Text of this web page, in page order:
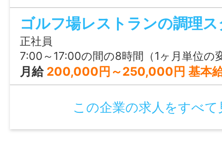
＼就労支援事業所ミエルカとは／
￣￣￣￣￣￣￣￣￣￣￣￣￣￣￣
株式会社ミエルカは、
株式会社清友のグループ会社として2010年
現在は就労継続支援A型・B型事業所を中心
イベント企画や飲食事業など幅広く展開し
利用者さま一人ひとりの
手当など待遇も手厚く、単身寮完備で安
す。
ゴルフ場レストランの調理
正社員
7:00～17:00の間の8時間（1ヶ月単位の変形労働時間制） ※シフト制 ※所定の労働日・休日・始業終業時刻は勤務表により決定し、週
月給 200,000円～250,000円 基本給：200,000円～250,000円 ※給与は
この企業の求人をすべて